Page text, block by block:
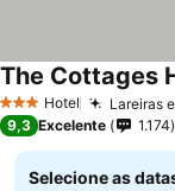
3 EstrelasHotel Lareiras
The Cottages
9,3 Excelente 1.174
Selecione as